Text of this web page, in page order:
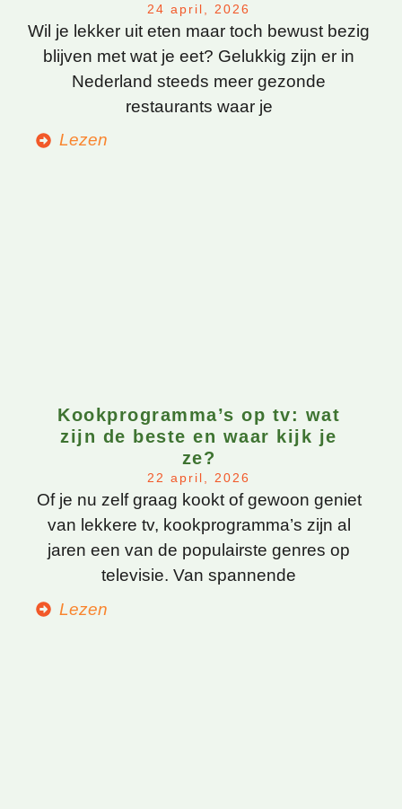
24 april, 2026
Wil je lekker uit eten maar toch bewust bezig
blijven met wat je eet? Gelukkig zijn er in
Nederland steeds meer gezonde
restaurants waar je
Lezen
Kookprogramma’s op tv: wat
zijn de beste en waar kijk je
ze?
22 april, 2026
Of je nu zelf graag kookt of gewoon geniet
van lekkere tv, kookprogramma’s zijn al
jaren een van de populairste genres op
televisie. Van spannende
Lezen